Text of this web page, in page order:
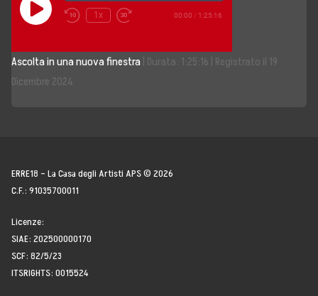
Storia, Mission e Vision
Direttivo
Blogger
Attività
Play
Episode
1x 00:00 / 1:25:16
Ascolta in una nuova finestra Durata: 1:25:16 Registrato il 19
Dicembre 2024
ERRE18 – La Casa degli Artisti APS © 2026
C.F.: 91035700011
Licenze:
SIAE: 202500000170
SCF: 82/5/23
ITSRIGHTS: 0015524